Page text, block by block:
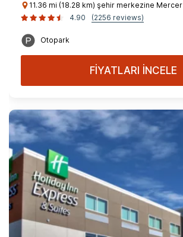
11.36 mi (18.28 km) şehir merkezine Mercer
4.90
(2256 reviews)
Otopark
FİYATLARI İNCELE